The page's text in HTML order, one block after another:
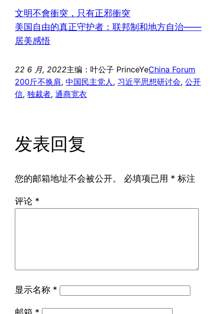
文明不會衝突，只有正邪衝突
美国自由的真正守护者：联邦制和地方自治——
居美感悟
22 6 月, 2022主编：叶公子 PrinceYeChina Forum
200斤不换肩, 中国民主党人 , 习近平思想研讨会, 公开
信, 独裁者, 通商宽衣
发表回复
您的邮箱地址不会被公开。 必填项已用 * 标注
评论 *
显示名称 *